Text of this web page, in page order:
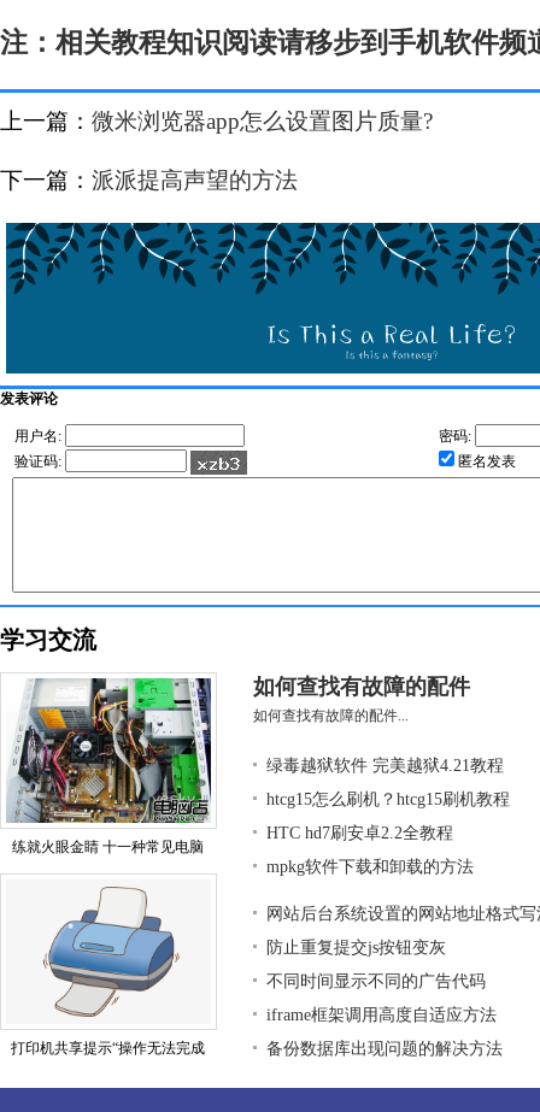
注：相关教程知识阅读请移步到手机软件频
上一篇： 微米浏览器app怎么设置图片质量?
下一篇： 派派提高声望的方法
发表评论
用户名:
密码:
验证码:
匿名发表
学习交流
练就火眼金睛 十一种常见电脑
打印机共享提示“操作无法完成
如何查找有故障的配件
如何查找有故障的配件...
绿毒越狱软件 完美越狱4.21教程
htcg15怎么刷机？htcg15刷机教程
HTC hd7刷安卓2.2全教程
mpkg软件下载和卸载的方法
网站后台系统设置的网站地址格式写
防止重复提交js按钮变灰
不同时间显示不同的广告代码
iframe框架调用高度自适应方法
备份数据库出现问题的解决方法